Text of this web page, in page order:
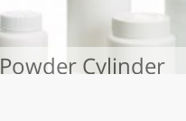
Powder Cylinder